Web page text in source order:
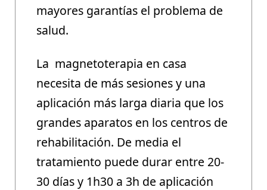
mayores garantías el problema de
salud.
La magnetoterapia en casa
necesita de más sesiones y una
aplicación más larga diaria que los
grandes aparatos en los centros de
rehabilitación. De media el
tratamiento puede durar entre 20-
30 días y 1h30 a 3h de aplicación